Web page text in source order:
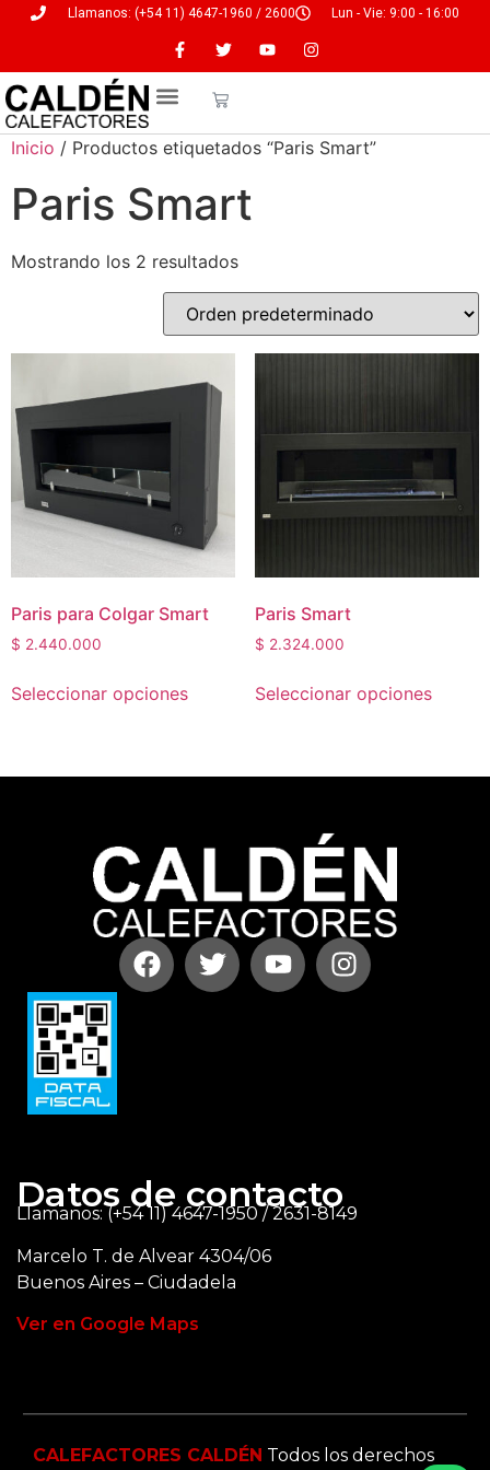
Llamanos: (+54 11) 4647-1960 / 2600 Lun - Vie: 9:00 - 16:00
Inicio / Productos etiquetados “Paris Smart”
Paris Smart
Mostrando los 2 resultados
Paris para Colgar Smart
$ 2.440.000
Seleccionar opciones
Paris Smart
$ 2.324.000
Seleccionar opciones
Datos de contacto
Llamanos: (+54 11) 4647-1950 / 2631-8149
Marcelo T. de Alvear 4304/06
Buenos Aires – Ciudadela
Ver en Google Maps
CALEFACTORES CALDÉN Todos los derechos